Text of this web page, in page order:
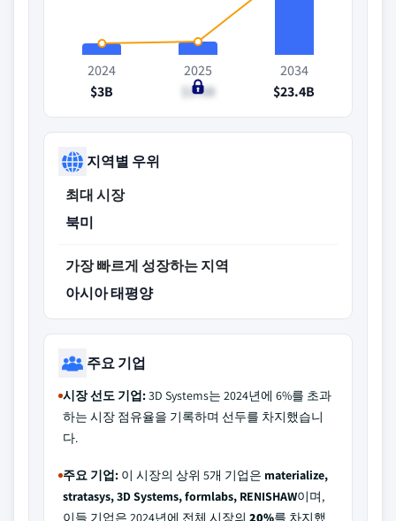
2024
$3B
2025
$3.6B
2034
$23.4B
지역별 우위
최대 시장
북미
가장 빠르게 성장하는 지역
아시아 태평양
주요 기업
시장 선도 기업:3D Systems는 2024년에 6%를 초과
하는 시장 점유율을 기록하며 선두를 차지했습니
다.
주요 기업: 이 시장의 상위 5개 기업은 materialize,
stratasys, 3D Systems, formlabs, RENISHAW이며,
이들 기업은 2024년에 전체 시장의 20%를 차지했